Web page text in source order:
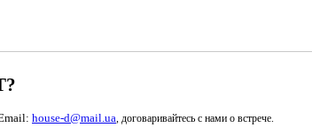
house-d@mail.ua , договаривайтесь с нами о встрече.